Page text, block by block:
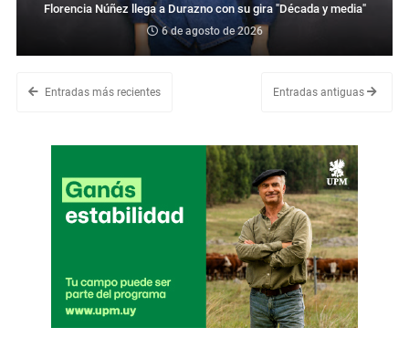
Florencia Núñez llega a Durazno con su gira "Década y media"
6 de agosto de 2026
Entradas más recientes Entradas antiguas